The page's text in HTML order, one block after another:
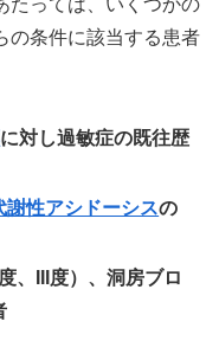
の条件に該当する患者
に対し過敏症の既往歴
謝性アシドーシスの
度、III度）、洞房ブロ